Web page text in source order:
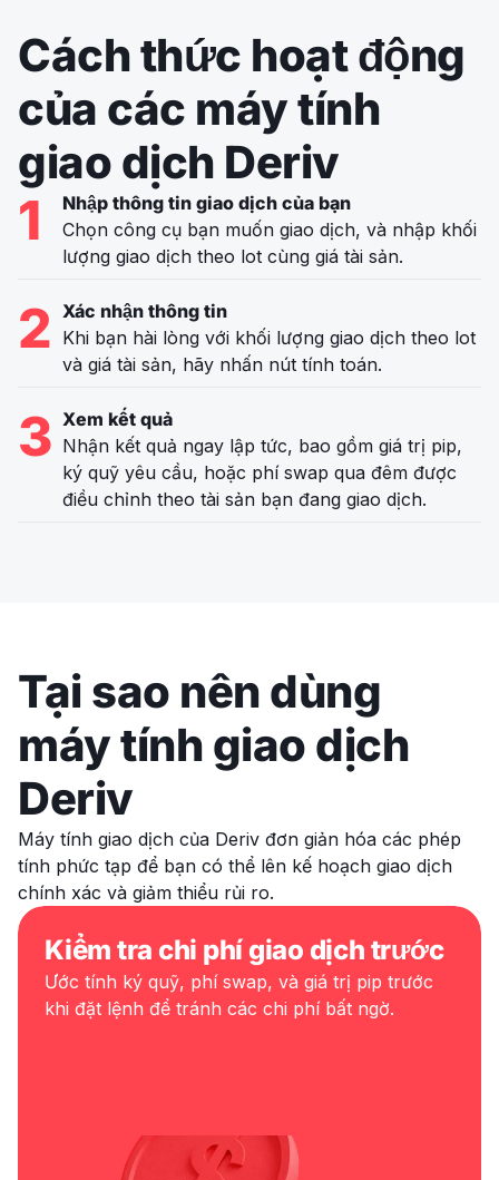
Cách thức hoạt động
của các máy tính
giao dịch Deriv
1
Nhập thông tin giao dịch của bạn
Chọn công cụ bạn muốn giao dịch, và nhập khối
lượng giao dịch theo lot cùng giá tài sản.
2 Xác nhận thông tin
Khi bạn hài lòng với khối lượng giao dịch theo lot
và giá tài sản, hãy nhấn nút tính toán.
3 Xem kết quả
Nhận kết quả ngay lập tức, bao gồm giá trị pip,
ký quỹ yêu cầu, hoặc phí swap qua đêm được
điều chỉnh theo tài sản bạn đang giao dịch.
Tại sao nên dùng
máy tính giao dịch
Deriv
Máy tính giao dịch của Deriv đơn giản hóa các phép
tính phức tạp để bạn có thể lên kế hoạch giao dịch
chính xác và giảm thiểu rủi ro.
Kiểm tra chi phí giao dịch trước
Ước tính ký quỹ, phí swap, và giá trị pip trước
khi đặt lệnh để tránh các chi phí bất ngờ.